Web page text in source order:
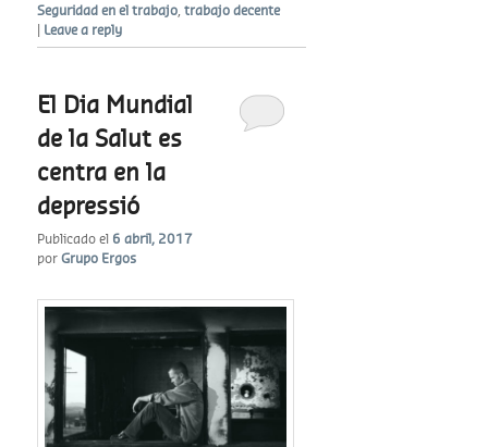
Seguridad en el trabajo ,trabajo decente
Leave a reply
El Dia Mundial
de la Salut es
centra en la
depressió
Publicado el 6 abril, 2017
porGrupo Ergos